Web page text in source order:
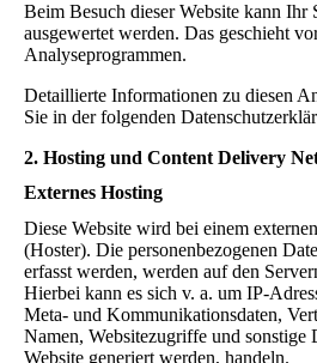
Beim Besuch dieser Website kann Ihr
ausgewertet werden. Das geschieht
Analyseprogrammen.
Detaillierte Informationen zu diesen
Sie in der folgenden
2. Hosting und Content Delivery
Externes Hosting
Diese Website wird bei einem
(Hoster). Die personenbezogenen
erfasst werden, werden auf den
Hierbei kann es sich v. a. um IP-
Meta- und Kommunikationsdaten,
Namen, Websitezugriffe und sonstige
Website generiert werden, handeln.